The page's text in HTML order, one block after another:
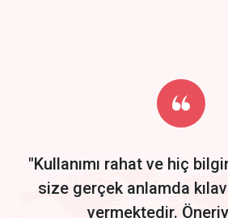
Start by trying our service for 30 days free trial
required.
"Kullanımı rahat ve hiç
size gerçek anlamda
vermektedir.